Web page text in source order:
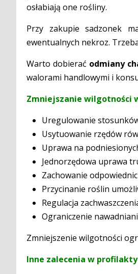
osłabiają one rośliny.
Przy zakupie sadzonek
ewentualnych nekroz.
Warto dobierać odmiany
walorami handlowymi i
Zmniejszanie wilgotności
Uregulowanie
Usytuowanie rzędów
Uprawa na
Jednorzędowa uprawa
Zachowanie
Przycinanie roślin
Regulacja
Ograniczenie
Zmniejszenie wilgotności
Inne zalecenia w